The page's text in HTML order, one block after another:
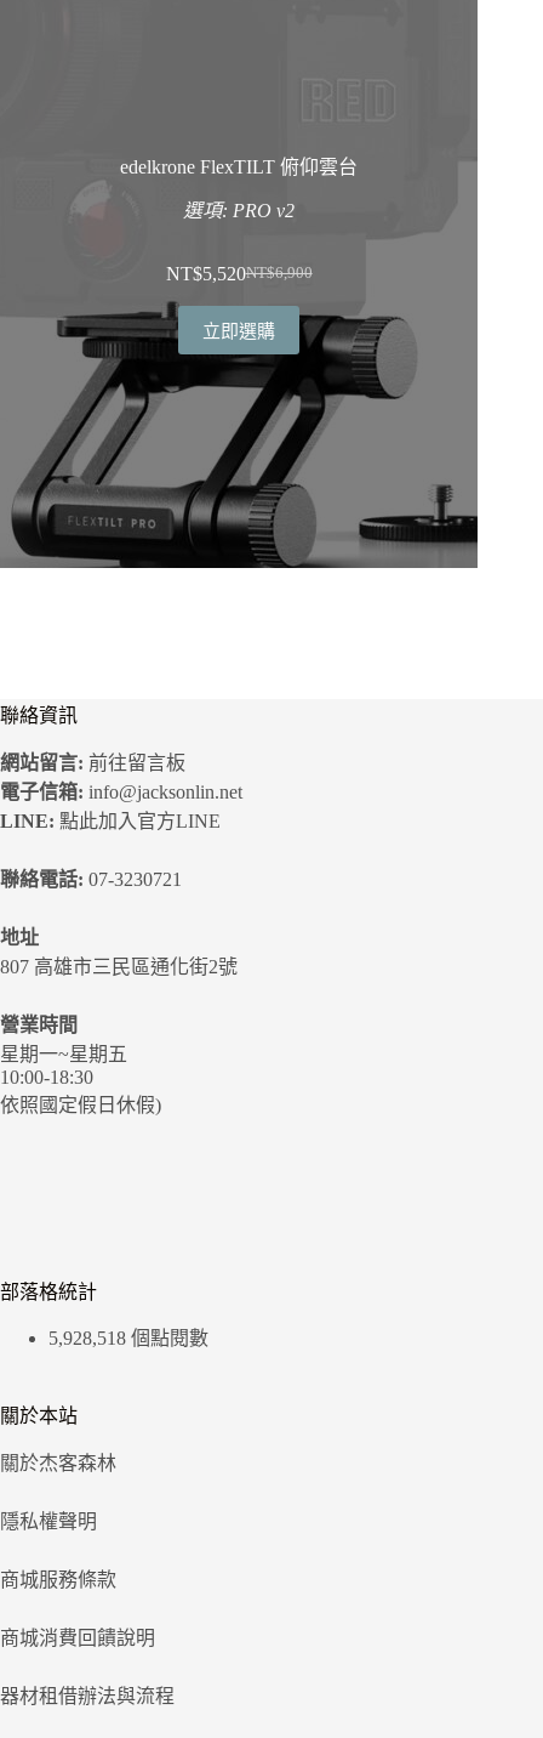
edelkrone FlexTILT 俯仰雲台
選項: PRO v2
NT$6,900
原
始
價
格：
NT$6,900。
NT$5,520目
前
價
格：
NT$5,520。
立即選購
聯絡資訊
網站留言: 前往留言板
電子信箱: info@jacksonlin.net
LINE: 點此加入官方LINE
聯絡電話: 07-3230721
地址
807 高雄市三民區通化街2號
營業時間
星期一~星期五
10:00-18:30
依照國定假日休假)
部落格統計
5,928,518 個點閱數
關於本站
關於杰客森林
隱私權聲明
商城服務條款
商城消費回饋說明
器材租借辦法與流程